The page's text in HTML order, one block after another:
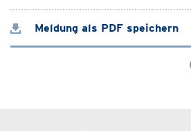
Meldung als PDF speichern